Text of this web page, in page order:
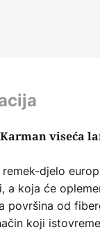
viseća
djelo
a koja će
površina od
koji